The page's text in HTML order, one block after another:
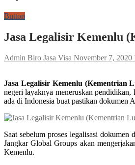
Button
Jasa Legalisir Kemenlu
Admin Biro Jasa Visa November 7, 2020
Jasa Legalisir Kemenlu (Kementrian
negeri layaknya meneruskan
ada di Indonesia buat pastikan dokumen
Saat sebelum proses legalisasi
Jangkar Global Groups akan
Kemenlu.